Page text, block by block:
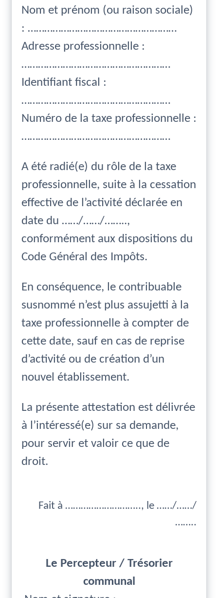
Nom et prénom (ou raison sociale)
: ………………………………………………
Adresse professionnelle :
………………………………………………
Identifiant fiscal :
………………………………………………
Numéro de la taxe professionnelle :
………………………………………………
A été radié(e) du rôle de la taxe
professionnelle, suite à la cessation
effective de l’activité déclarée en
date du ……/……/……..,
conformément aux dispositions du
Code Général des Impôts.
En conséquence, le contribuable
susnommé n’est plus assujetti à la
taxe professionnelle à compter de
cette date, sauf en cas de reprise
d’activité ou de création d’un
nouvel établissement.
La présente attestation est délivrée
à l’intéressé(e) sur sa demande,
pour servir et valoir ce que de
droit.
Fait à ……………………….., le ……/……/
……..
Le Percepteur / Trésorier
communal